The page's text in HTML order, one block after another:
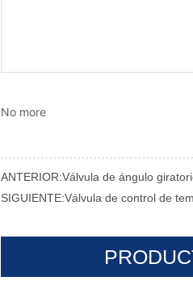
No more
ANTERIOR:Válvula de ángulo
SIGUIENTE:Válvula de control de